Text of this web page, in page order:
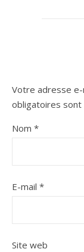
Votre adresse e-
obligatoires sont
Nom *
E-mail *
Site web